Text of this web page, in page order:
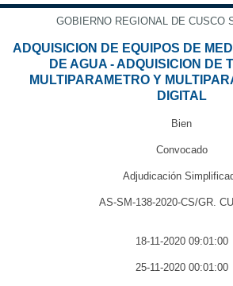
GOBIERNO REGIONAL DE CUSCO
ADQUISICION DE EQUIPOS DE
DE AGUA - ADQUISICION DE
MULTIPARAMETRO Y
DIGITAL
Bien
Convocado
Adjudicación
AS-SM-138-2020-CS/GR.
18-11-2020 09:01:00
25-11-2020 00:01:00